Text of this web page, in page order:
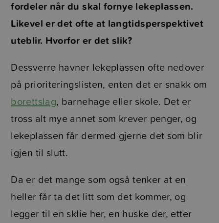
fordeler når du skal fornye lekeplassen.
Likevel er det ofte at langtidsperspektivet
uteblir. Hvorfor er det slik?
Dessverre havner lekeplassen ofte nedover
på prioriteringslisten, enten det er snakk om
borettslag, barnehage eller skole. Det er
tross alt mye annet som krever penger, og
lekeplassen får dermed gjerne det som blir
igjen til slutt.
Da er det mange som også tenker at en
heller får ta det litt som det kommer, og
legger til en sklie her, en huske der, etter